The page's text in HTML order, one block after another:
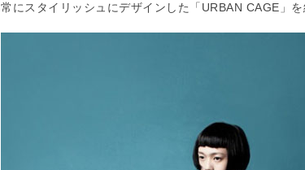
常にスタイリッシュにデザインした「URBAN CAGE」を